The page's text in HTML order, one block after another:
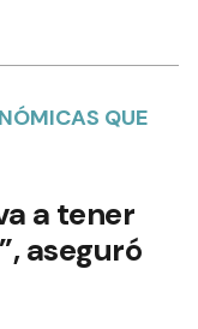
QUE
a tener
aseguró